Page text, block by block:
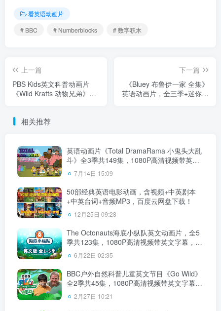
看英语动画片
# BBC
# Numberblocks # 数字积木
上一篇
PBS Kids英文科普动画片
《Wild Kratts 动物兄弟》全
下载！
下一篇
《Bluey 布鲁伊一家 全集》
英语动画片，全三季+迷你剧
相关推荐
英语动画片《Total DramaRama 小鬼头大乱
斗》全3季共149集，1080P高清视频带英文
字幕，百度云网盘下载！
7月14日 15:09
50部经典英语电影动画，含视频+中英剧本
+中英台词+音频MP3，百度云网盘下载！
12月25日 09:28
The Octonauts海底小纵队英文动画片，全5
季共123集，1080P高清视频带英文字幕，带
配套音频MP3，百度云网盘下载
6月22日 02:35
BBC户外自然科普儿童英文节目《Go Wild》
全2季共45集，1080P高清视频带英文字幕，
百度云网盘下载！
2月27日 10:21